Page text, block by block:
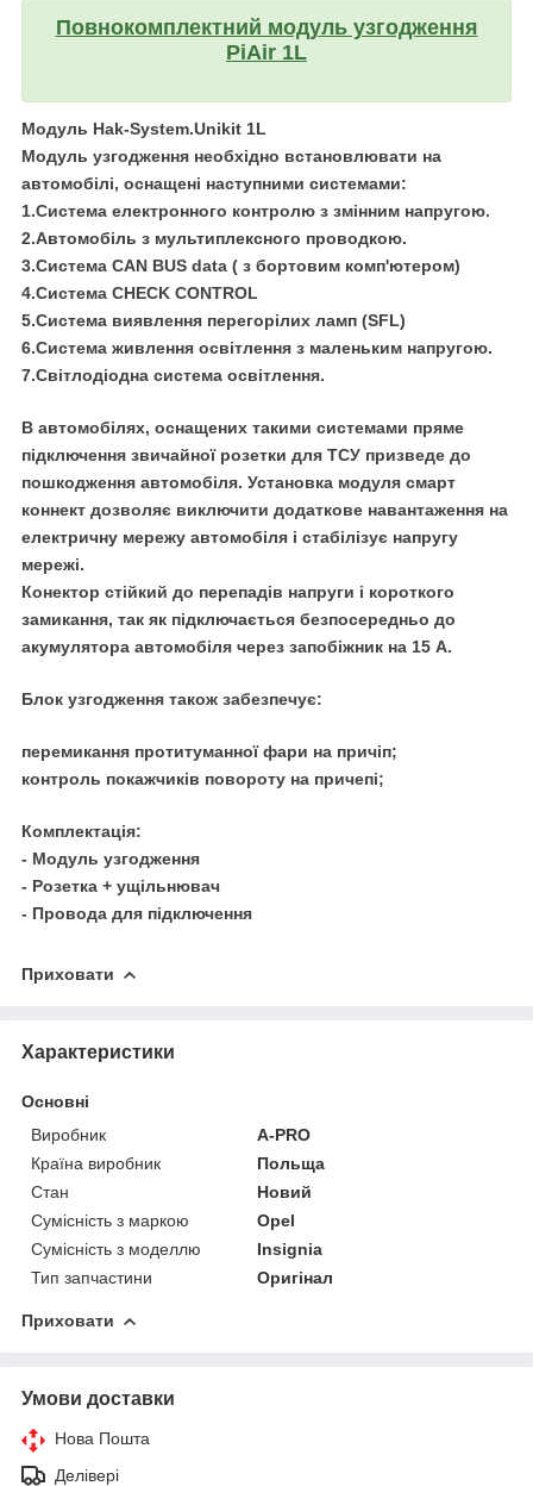
Повнокомплектний модуль узгодження
PiAir 1L
Модуль Hak-System.Unikit 1L
Модуль узгодження необхідно встановлювати на
автомобілі, оснащені наступними системами:
1.Система електронного контролю з змінним напругою.
2.Автомобіль з мультиплексного проводкою.
3.Система CAN BUS data ( з бортовим комп'ютером)
4.Система CHECK CONTROL
5.Система виявлення перегорілих ламп (SFL)
6.Система живлення освітлення з маленьким напругою.
7.Світлодіодна система освітлення.
В автомобілях, оснащених такими системами пряме
підключення звичайної розетки для ТСУ призведе до
пошкодження автомобіля. Установка модуля смарт
коннект дозволяє виключити додаткове навантаження на
електричну мережу автомобіля і стабілізує напругу
мережі.
Конектор стійкий до перепадів напруги і короткого
замикання, так як підключається безпосередньо до
акумулятора автомобіля через запобіжник на 15 А.
Блок узгодження також забезпечує:
перемикання протитуманної фари на причіп;
контроль покажчиків повороту на причепі;
Комплектація:
- Модуль узгодження
- Розетка + ущільнювач
- Провода для підключення
Приховати
Характеристики
Основні
Виробник
A-PRO
Країна виробник
Польща
Стан
Новий
Сумісність з маркою
Opel
Сумісність з моделлю
Insignia
Тип запчастини
Оригінал
Приховати
Умови доставки
Нова Пошта
Делівері